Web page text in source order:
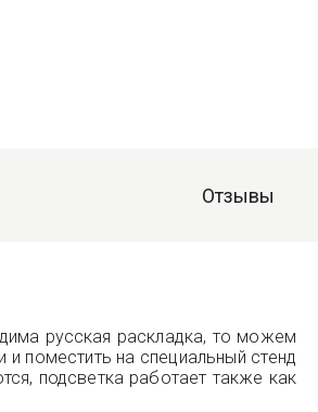
Отзывы
русская раскладка, то можем
поместить на специальный стенд
подсветка работает также как